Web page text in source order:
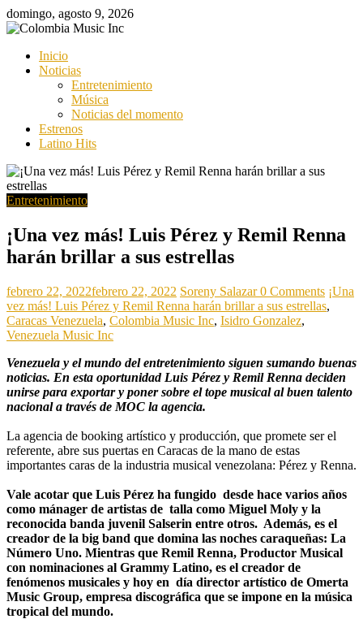
Saltar
al
domingo, agosto 9, 2026
Music
Music
Inicio
Noticias
Entretenimiento
Música
Noticias del momento
Estrenos
Latino Hits
Entretenimiento
¡Una vez más! Luis Pérez y Remil Renna
harán brillar a sus estrellas
febrero 22, 2022febrero 22, 2022 Soreny Salazar0 Comments ¡Una
vez más! Luis Pérez y Remil Renna harán brillar a sus estrellas,
Caracas Venezuela, Colombia Music Inc, Isidro Gonzalez,
Venezuela Music Inc
Venezuela y el mundo del entretenimiento siguen sumando buenas
noticias. En esta oportunidad Luis Pérez y Remil Renna deciden
unirse para exportar y poner sobre el tope musical al buen talento
nacional a través de MOC la agencia.
La agencia de booking artístico y producción, que promete ser el
referente, abre sus puertas en Caracas de la mano de estas
importantes caras de la industria musical venezolana: Pérez y Renna.
Vale acotar que Luis Pérez ha fungido desde hace varios años
como mánager de artistas de talla como Miguel Moly y la
reconocida banda juvenil Salserin entre otros. Además, es el
creador de la big band que domina las noches caraqueñas: La
Número Uno. Mientras que Remil Renna, Productor Musical
con nominaciones al Grammy Latino, es el creador de
fenómenos musicales y hoy en día director artístico de Omerta
Music Group, empresa discográfica que se impone en la música
tropical del mundo.